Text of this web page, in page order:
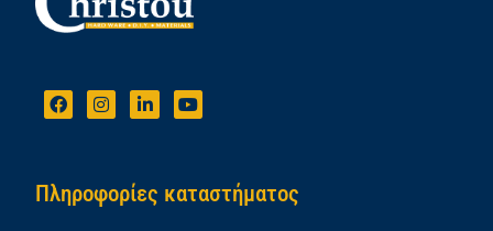
Πληροφορίες καταστήματος